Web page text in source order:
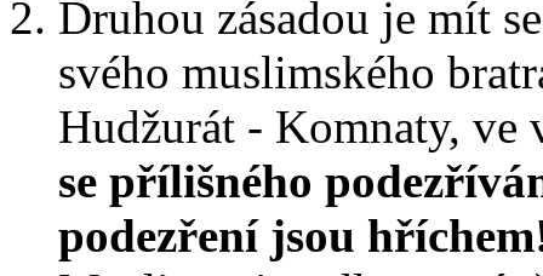
Druhou zásadou je mít
svého muslimského
Hudžurát - Komnaty, ve
se přílišného
podezření jsou